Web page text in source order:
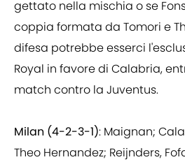
gettato nella mischia o se
coppia formata da Tomori e
difesa potrebbe esserci
Royal in favore di Calabria,
match contro la Juventus.
Milan (4-2-3-1): Maignan;
Theo Hernandez; Reijnders,